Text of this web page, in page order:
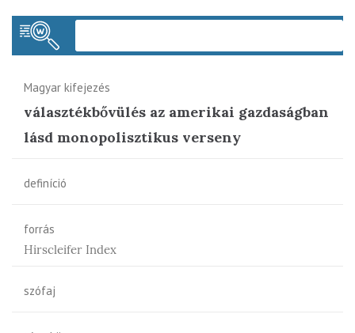
Magyar kifejezés
választékbővülés az amerikai gazdaságban
lásd monopolisztikus verseny
definíció
forrás
Hirscleifer Index
szófaj